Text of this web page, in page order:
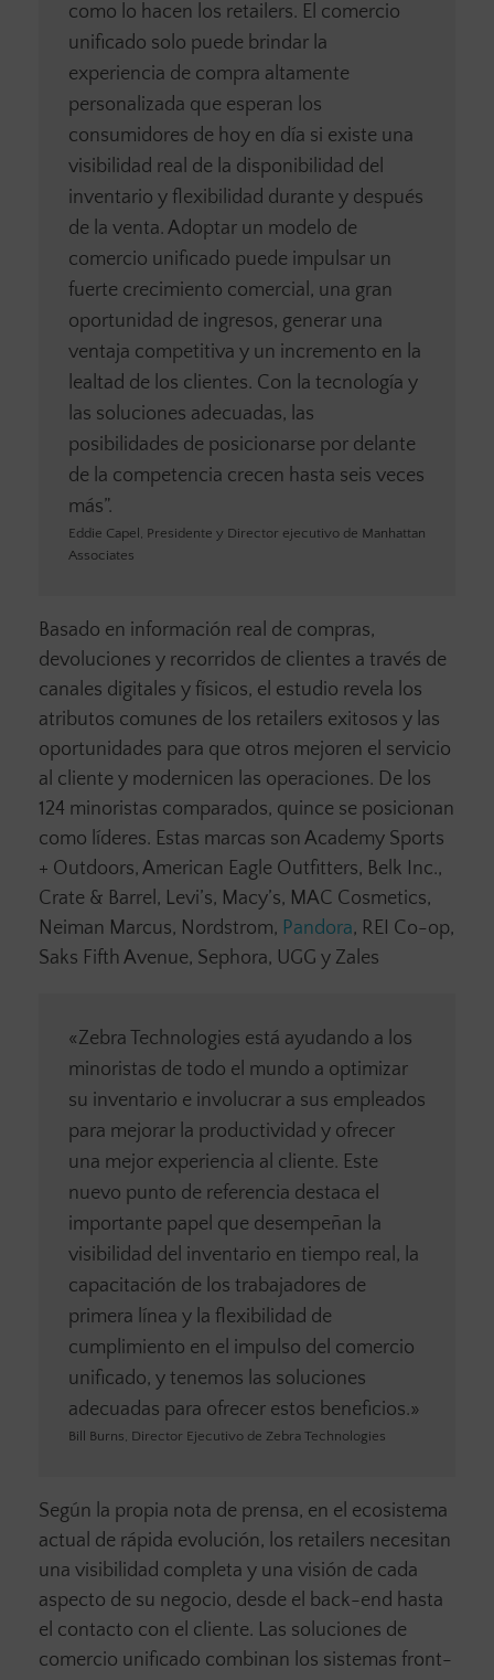
como lo hacen los retailers. El comercio
unificado solo puede brindar la
experiencia de compra altamente
personalizada que esperan los
consumidores de hoy en día si existe una
visibilidad real de la disponibilidad del
inventario y flexibilidad durante y después
de la venta. Adoptar un modelo de
comercio unificado puede impulsar un
fuerte crecimiento comercial, una gran
oportunidad de ingresos, generar una
ventaja competitiva y un incremento en la
lealtad de los clientes. Con la tecnología y
las soluciones adecuadas, las
posibilidades de posicionarse por delante
de la competencia crecen hasta seis veces
más”.
Eddie Capel, Presidente y Director ejecutivo de Manhattan
Associates
Basado en información real de compras,
devoluciones y recorridos de clientes a través de
canales digitales y físicos, el estudio revela los
atributos comunes de los retailers exitosos y las
oportunidades para que otros mejoren el servicio
al cliente y modernicen las operaciones. De los
124 minoristas comparados, quince se posicionan
como líderes. Estas marcas son Academy Sports
+ Outdoors, American Eagle Outfitters, Belk Inc.,
Crate & Barrel, Levi’s, Macy’s, MAC Cosmetics,
Neiman Marcus, Nordstrom, Pandora, REI Co-op,
Saks Fifth Avenue, Sephora, UGG y Zales
«Zebra Technologies está ayudando a los
minoristas de todo el mundo a optimizar
su inventario e involucrar a sus empleados
para mejorar la productividad y ofrecer
una mejor experiencia al cliente. Este
nuevo punto de referencia destaca el
importante papel que desempeñan la
visibilidad del inventario en tiempo real, la
capacitación de los trabajadores de
primera línea y la flexibilidad de
cumplimiento en el impulso del comercio
unificado, y tenemos las soluciones
adecuadas para ofrecer estos beneficios.»
Bill Burns, Director Ejecutivo de Zebra Technologies
Según la propia nota de prensa, en el ecosistema
actual de rápida evolución, los retailers necesitan
una visibilidad completa y una visión de cada
aspecto de su negocio, desde el back-end hasta
el contacto con el cliente. Las soluciones de
comercio unificado combinan los sistemas front-